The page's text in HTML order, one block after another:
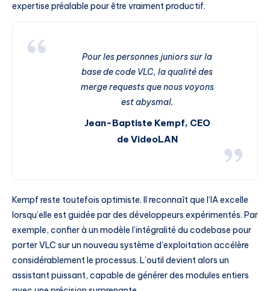
expertise préalable pour être vraiment productif.
Pour les personnes juniors sur la
base de code VLC, la qualité des
merge requests que nous voyons
est abysmal.
Jean-Baptiste Kempf, CEO
de VideoLAN
Kempf reste toutefois optimiste. Il reconnaît que l’IA excelle
lorsqu’elle est guidée par des développeurs expérimentés. Par
exemple, confier à un modèle l’intégralité du codebase pour
porter VLC sur un nouveau système d’exploitation accélère
considérablement le processus. L’outil devient alors un
assistant puissant, capable de générer des modules entiers